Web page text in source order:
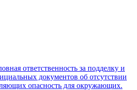
ответственность за подделку и
документов об отсутствии
опасность для окружающих.